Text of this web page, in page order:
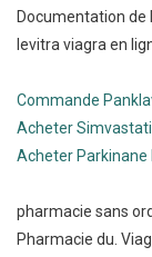
Documentation de
levitra viagra en
Commande
Acheter
Acheter Parkinane
pharmacie sans
Pharmacie du.